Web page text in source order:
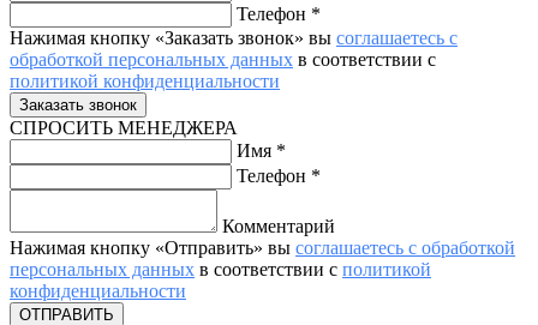
Телефон *
Нажимая кнопку «Заказать звонок» вы соглашаетесь с
обработкой персональных данных в соответствии с
политикой конфиденциальности
СПРОСИТЬ МЕНЕДЖЕРА
Имя *
Телефон *
Комментарий
Нажимая кнопку «Отправить» вы соглашаетесь с обработкой
персональных данных в соответствии с политикой
конфиденциальности